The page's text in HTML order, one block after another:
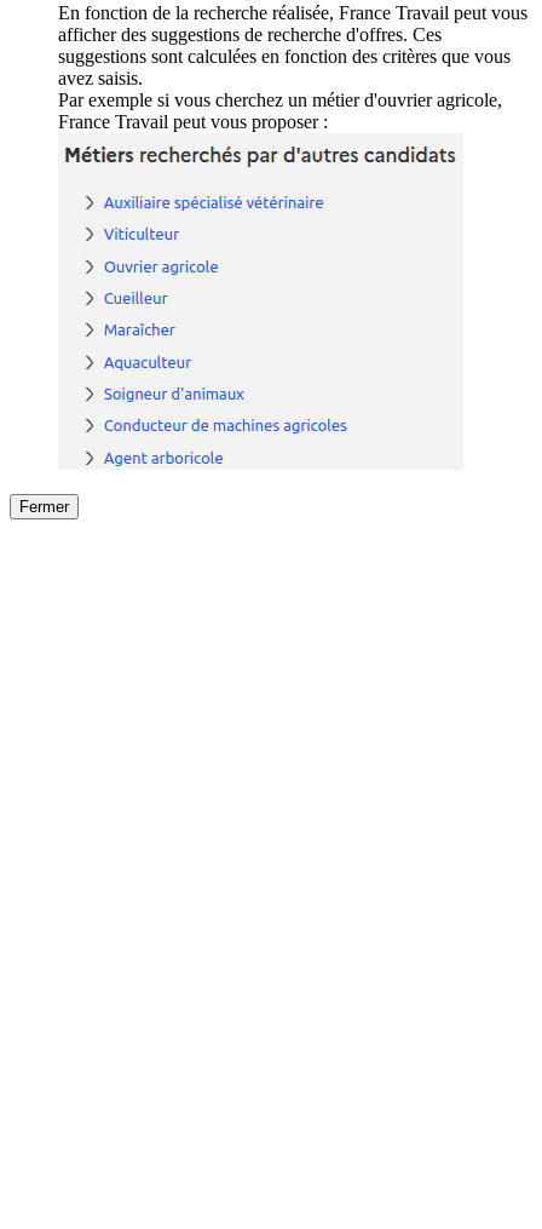
En fonction de la recherche réalisée, France Travail peut vous
afficher des suggestions de recherche d'offres. Ces
suggestions sont calculées en fonction des critères que vous
avez saisis.
Par exemple si vous cherchez un métier d'ouvrier agricole,
France Travail peut vous proposer :
Fermer